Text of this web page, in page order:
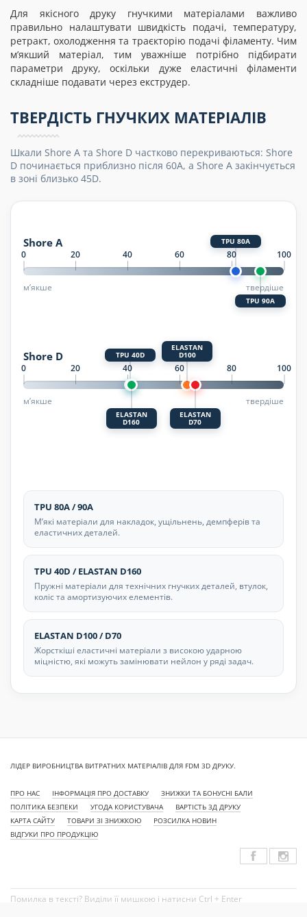
Для якісного друку гнучкими матеріалами важливо
правильно налаштувати швидкість подачі, температуру,
ретракт, охолодження та траєкторію подачі філаменту. Чим
м’якший матеріал, тим уважніше потрібно підбирати
параметри друку, оскільки дуже еластичні філаменти
складніше подавати через екструдер.
ТВЕРДІСТЬ ГНУЧКИХ МАТЕРІАЛІВ
Шкали Shore A та Shore D частково перекриваються: Shore
D починається приблизно після 60A, а Shore A закінчується
в зоні близько 45D.
Shore A
0 20 40 60 80 100
TPU 80A
TPU 90A
м’якше твердіше
Shore D
0 20 40 60 80 100
TPU 40D
ELASTAN
D160
ELASTAN
D100
ELASTAN
D70
м’якше твердіше
TPU 80A / 90A
М’які матеріали для накладок, ущільнень, демпферів та
еластичних деталей.
TPU 40D / ELASTAN D160
Пружні матеріали для технічних гнучких деталей, втулок,
коліс та амортизуючих елементів.
ELASTAN D100 / D70
Жорсткіші еластичні матеріали з високою ударною
міцністю, які можуть замінювати нейлон у ряді задач.
ЛІДЕР ВИРОБНИЦТВА ВИТРАТНИХ МАТЕРІАЛІВ ДЛЯ FDM 3D ДРУКУ.
ПРО НАС ІНФОРМАЦІЯ ПРО ДОСТАВКУ
ЗНИЖКИ ТА БОНУСНІ БАЛИ
ПОЛІТИКА БЕЗПЕКИ
УГОДА КОРИСТУВАЧА
ВАРТІСТЬ 3Д ДРУКУ
КАРТА САЙТУ
ТОВАРИ ЗІ ЗНИЖКОЮ
РОЗСИЛКА НОВИН
ВІДГУКИ ПРО ПРОДУКЦІЮ
Помилка в тексті? Виділи її мишкою і натисни Ctrl + Enter